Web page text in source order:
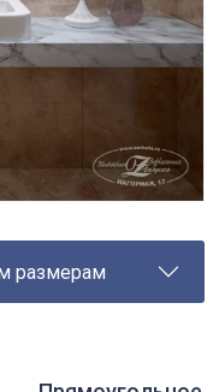
размерам